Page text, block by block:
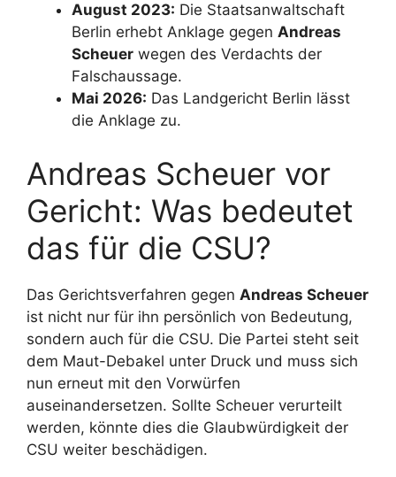
August 2023: Die Staatsanwaltschaft
Berlin erhebt Anklage gegen Andreas
Scheuer wegen des Verdachts der
Falschaussage.
Mai 2026: Das Landgericht Berlin lässt
die Anklage zu.
Andreas Scheuer vor
Gericht: Was bedeutet
das für die CSU?
Das Gerichtsverfahren gegen Andreas Scheuer
ist nicht nur für ihn persönlich von Bedeutung,
sondern auch für die CSU. Die Partei steht seit
dem Maut-Debakel unter Druck und muss sich
nun erneut mit den Vorwürfen
auseinandersetzen. Sollte Scheuer verurteilt
werden, könnte dies die Glaubwürdigkeit der
CSU weiter beschädigen.